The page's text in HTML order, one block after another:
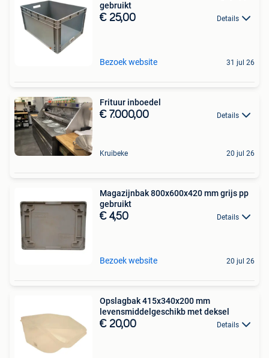
gebruikt
€ 25,00 Details
Bezoek website 31 jul 26
Frituur inboedel
€ 7.000,00 Details
Kruibeke 20 jul 26
Magazijnbak 800x600x420 mm grijs pp
gebruikt
€ 4,50 Details
Bezoek website 20 jul 26
Opslagbak 415x340x200 mm
levensmiddelgeschikb met deksel
€ 20,00 Details